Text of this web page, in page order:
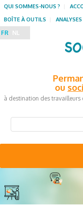
ou
à destination des travailleurs
QUI SOMMES-NOUS ?
BOÎTE À OUTILS
ANALYSES
FR NL